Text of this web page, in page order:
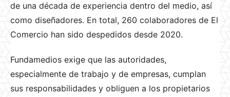
de una década de experiencia dentro del medio, así
como diseñadores. En total, 260 colaboradores de El
Comercio han sido despedidos desde 2020.
Fundamedios exige que las autoridades,
especialmente de trabajo y de empresas, cumplan
sus responsabilidades y obliguen a los propietarios